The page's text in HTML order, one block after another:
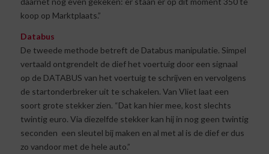
koop op Marktplaats.”
Databus
De tweede methode betreft de Databus manipulatie. Simpel
vertaald ontgrendelt de dief het voertuig door een signaal
op de DATABUS van het voertuig te schrijven en vervolgens
de startonderbreker uit te schakelen. Van Vliet laat een
soort grote stekker zien. “Dat kan hier mee, kost slechts
twintig euro. Via diezelfde stekker kan hij in nog geen twintig
seconden een sleutel bij maken en al met al is de dief er dus
zo vandoor met de hele auto.”